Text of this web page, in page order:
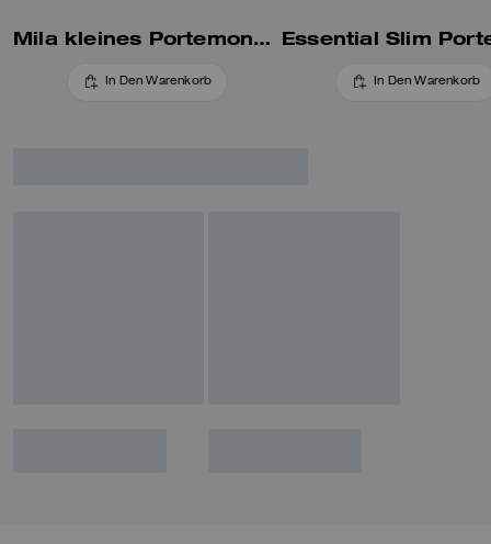
Mila kleines Portemonnaie mit Umschlag
In Den Warenkorb In Den Warenkorb